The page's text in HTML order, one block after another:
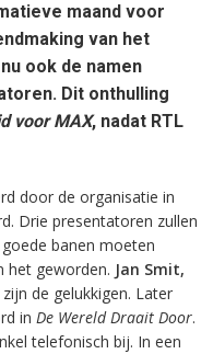
maand voor
van het
ook de namen
Dit onthulling
voor MAX, nadat RTL
door de organisatie in
Drie presentatoren zullen
banen moeten
het geworden. Jan Smit,
zijn de gelukkigen. Later
in De Wereld Draait Door.
telefonisch bij. In een